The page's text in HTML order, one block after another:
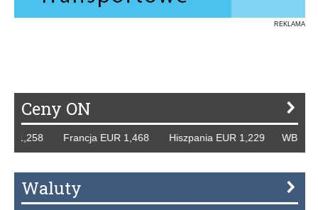
REKLAMA
Ceny ON
Francja EUR 1,468 Hiszpania EUR 1,229 WB
Waluty